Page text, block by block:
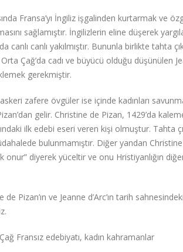
Fransa’yı İngiliz işgalinden kurtarmak ve
sağlamıştır. İngilizlerin eline düşerek
canlı yakılmıştır. Bununla birlikte tahta
Çağ’da cadı ve büyücü olduğu düşünülen
gerekmiştir.
zafere övgüler ise içinde kadınları
gelir. Christine de Pizan, 1429’da
ilk edebi eseri veren kişi olmuştur. Tahta
bulunmamıştır. Diğer yandan
onur” diyerek yüceltir ve onu Hristiyanlığın
Pizan’ın ve Jeanne d’Arc’ın tarih
Fransız edebiyatı, kadın kahramanlar